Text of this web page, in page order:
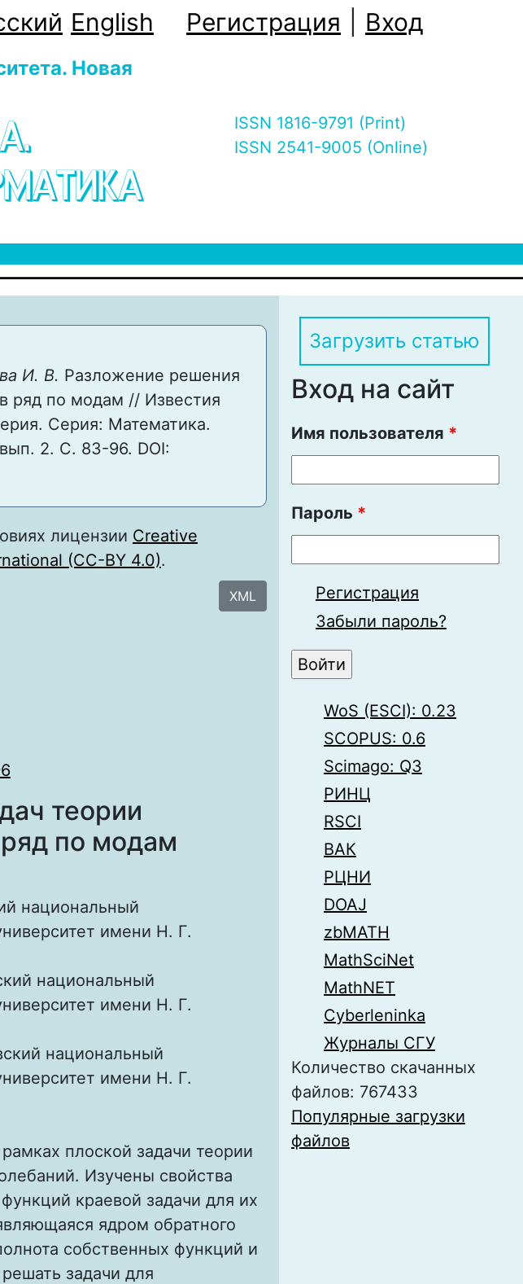
English Регистрация Вход
Новая
ISSN 1816-9791 (Print)
ISSN 2541-9005 (Online)
И. В. Разложение решения
ряд по модам // Известия
Серия: Математика.
2. С. 83-96. DOI:
лицензии Creative
(CC-BY 4.0).
XML
теории
по модам
национальный
имени Н. Г.
национальный
имени Н. Г.
национальный
имени Н. Г.
плоской задачи теории
Изучены свойства
краевой задачи для их
ядром обратного
собственных функций и
задачи для
Загрузить статью
Вход на сайт
Имя пользователя *
Пароль *
Регистрация
Забыли пароль?
WoS (ESCI): 0.23
SCOPUS: 0.6
Scimago: Q3
РИНЦ
RSCI
ВАК
РЦНИ
DOAJ
zbMATH
MathSciNet
MathNET
Cyberleninka
Журналы СГУ
Количество скачанных
файлов: 767433
Популярные загрузки
файлов